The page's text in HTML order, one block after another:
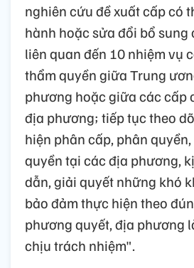
nghiên cứu đề xuất cấp có
hành hoặc sửa đổi bổ sung
liên quan đến 10 nhiệm vụ
thẩm quyền giữa Trung
phương hoặc giữa các cấp
địa phương; tiếp tục theo
hiện phân cấp, phân
quyền tại các địa phương,
dẫn, giải quyết những khó
bảo đảm thực hiện theo
phương quyết, địa phương
chịu trách nhiệm".